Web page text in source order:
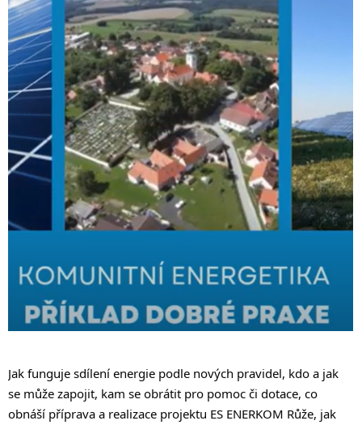
Jak funguje sdílení energie podle nových pravidel, kdo a jak
se může zapojit, kam se obrátit pro pomoc či dotace, co
obnáší příprava a realizace projektu ES ENERKOM Růže, jak